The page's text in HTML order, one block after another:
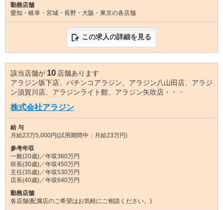
勤務店舗
愛知・岐阜・宮城・長野・大阪・東京の各店舗
この求人の詳細を見る
該当店舗が 10 店舗あります
アラジン坂下店、パチンコアラジン、アラジン八山田店、アラジ
ン須賀川店、アラジンライト館、アラジン矢吹店・・・
株式会社アラジン
給 与
月給23万5,000円(試用期間中：月給23万円)
参考年収
一般(20歳)／年収360万円
班長(30歳)／年収450万円
主任(35歳)／年収530万円
店長(40歳)／年収640万円
勤務店舗
各店舗(配属店のご希望はお気軽にご相談ください。)